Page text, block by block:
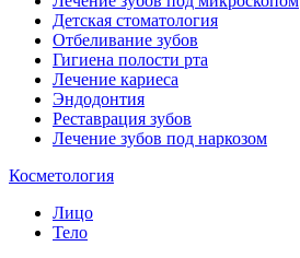
Детская стоматология
Отбеливание зубов
Гигиена полости рта
Лечение кариеса
Эндодонтия
Реставрация зубов
Лечение зубов под наркозом
Косметология
Лицо
Тело